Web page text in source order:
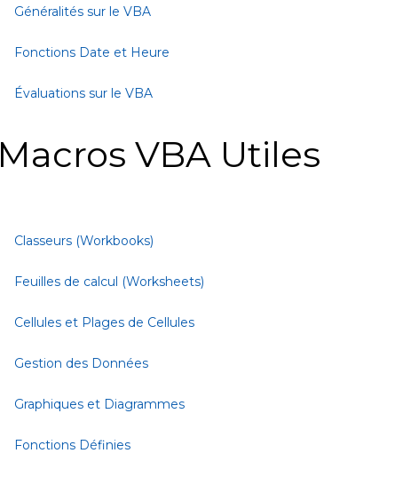
Généralités sur le VBA
Fonctions Date et Heure
Évaluations sur le VBA
Macros VBA Utiles
Classeurs (Workbooks)
Feuilles de calcul (Worksheets)
Cellules et Plages de Cellules
Gestion des Données
Graphiques et Diagrammes
Fonctions Définies